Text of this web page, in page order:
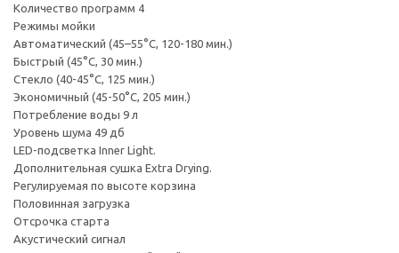
Количество программ 4
Режимы мойки
Автоматический (45–55°C, 120-180 мин.)
Быстрый (45°С, 30 мин.)
Стекло (40-45°С, 125 мин.)
Экономичный (45-50°С, 205 мин.)
Потребление воды 9 л
Уровень шума 49 дб
LED-подсветка Inner Light.
Дополнительная сушка Extra Drying.
Регулируемая по высоте корзина
Половинная загрузка
Отсрочка старта
Акустический сигнал